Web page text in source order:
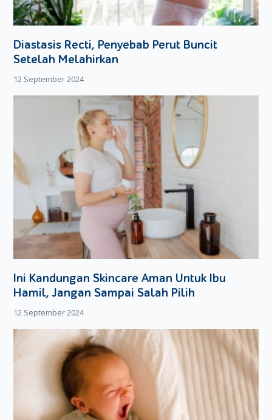
Diastasis Recti, Penyebab Perut Buncit
Setelah Melahirkan
12 September 2024
Ini Kandungan Skincare Aman Untuk Ibu
Hamil, Jangan Sampai Salah Pilih
12 September 2024